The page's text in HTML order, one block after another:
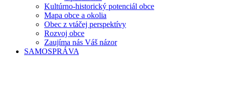
Kultúrno-historický potenciál obce
Mapa obce a okolia
Obec z vtáčej perspektívy
Rozvoj obce
Zaujíma nás Váš názor
SAMOSPRÁVA